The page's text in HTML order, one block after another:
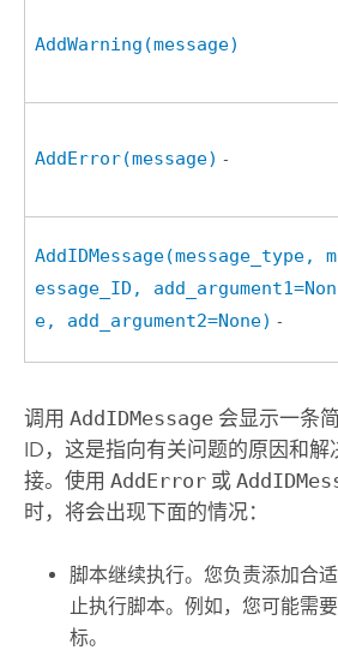
AddWarning(message)
AddError(message) -
AddIDMessage(message_type, m
essage_ID, add_argument1=Non
e, add_argument2=None) -
调用 AddIDMessage会显示一条
ID，这是指向有关问题的原因和解
接。使用 AddError或
时，将会出现下面的情况：
脚本继续执行。您负责添加合
止执行脚本。例如，您可能需
标。